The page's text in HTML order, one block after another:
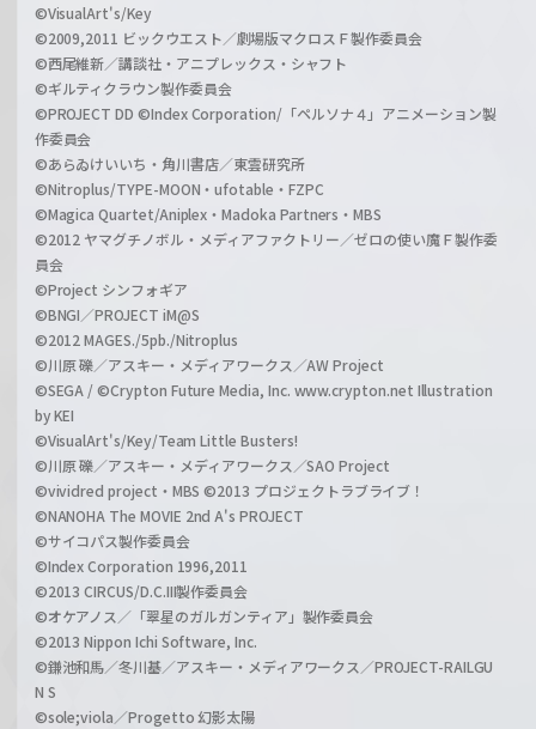
©VisualArt's/Key
©2009,2011 ビックウエスト／劇場版マクロスＦ製作委員会
©西尾維新／講談社・アニプレックス・シャフト
©ギルティクラウン製作委員会
©PROJECT DD ©Index Corporation/「ペルソナ４」アニメーション製
作委員会
©あらゐけいいち・角川書店／東雲研究所
©Nitroplus/TYPE-MOON・ufotable・FZPC
©Magica Quartet/Aniplex・Madoka Partners・MBS
©2012 ヤマグチノボル・メディアファクトリー／ゼロの使い魔Ｆ製作委
員会
©Project シンフォギア
©BNGI／PROJECT iM@S
©2012 MAGES./5pb./Nitroplus
©川原 礫／アスキー・メディアワークス／AW Project
©SEGA / ©Crypton Future Media, Inc. www.crypton.net Illustration
by KEI
©VisualArt's/Key/Team Little Busters!
©川原 礫／アスキー・メディアワークス／SAO Project
©vividred project・MBS ©2013 プロジェクトラブライブ！
©NANOHA The MOVIE 2nd A's PROJECT
©サイコパス製作委員会
©Index Corporation 1996,2011
©2013 CIRCUS/D.C.III製作委員会
©オケアノス／「翠星のガルガンティア」製作委員会
©2013 Nippon Ichi Software, Inc.
©鎌池和馬／冬川基／アスキー・メディアワークス／PROJECT-RAILGU
N S
©sole;viola／Progetto 幻影太陽